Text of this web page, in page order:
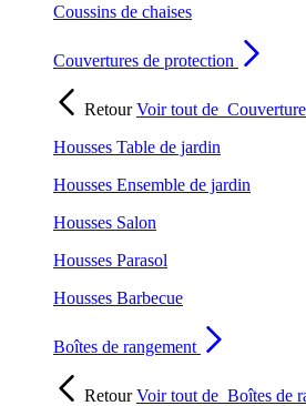
Coussins de chaises
Couvertures de protection
RetourVoir tout de
Housses Table de jardin
Housses Ensemble de jardin
Housses Salon
Housses Parasol
Housses Barbecue
Boîtes de rangement
RetourVoir tout de Boîtes de